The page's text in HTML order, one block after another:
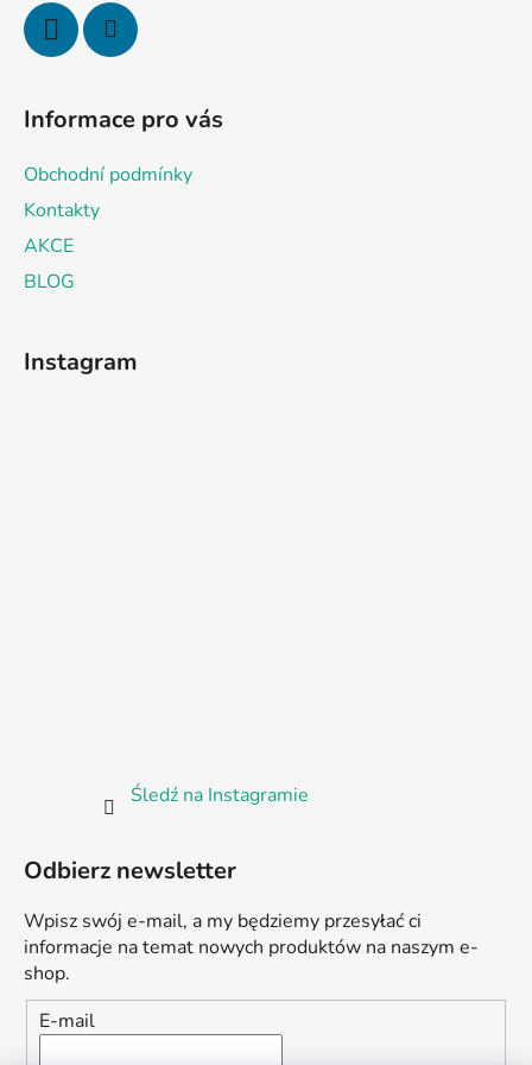
Informace pro vás
Obchodní podmínky
Kontakty
AKCE
BLOG
Instagram
Śledź na Instagramie
Odbierz newsletter
Wpisz swój e-mail, a my będziemy przesyłać ci
informacje na temat nowych produktów na naszym e-
shop.
E-mail